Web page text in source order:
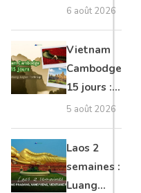
Angkor,
Tonkin
secret &
Mékong
6 août 2026
Vietnam
Cambodge
15 jours :
Hanoi,
Mékong,
Angkor,
Tonlé Sap
5 août 2026
Laos 2
semaines :
Luang